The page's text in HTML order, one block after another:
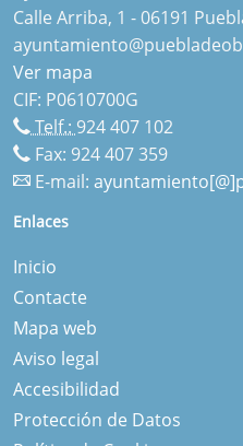
Calle Arriba, 1 - 06191
Ver mapa
CIF: P0610700G
Telf.:924 407 102
Fax: 924 407 359
E-mail:
Enlaces
Inicio
Contacte
Mapa web
Aviso legal
Accesibilidad
Protección de Datos